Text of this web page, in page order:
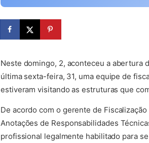
(abre em nova aba)
Neste domingo, 2, aconteceu a abertura
última sexta-feira, 31, uma equipe de
estiveram visitando as estruturas que
De acordo com o gerente de
Anotações de Responsabilidades
profissional legalmente habilitado para